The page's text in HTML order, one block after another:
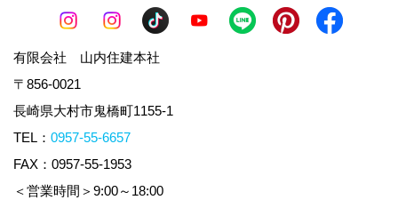
有限会社 山内住建本社
〒856-0021
長崎県大村市鬼橋町1155-1
TEL： 0957-55-6657
FAX：0957-55-1953
＜営業時間＞9:00～18:00